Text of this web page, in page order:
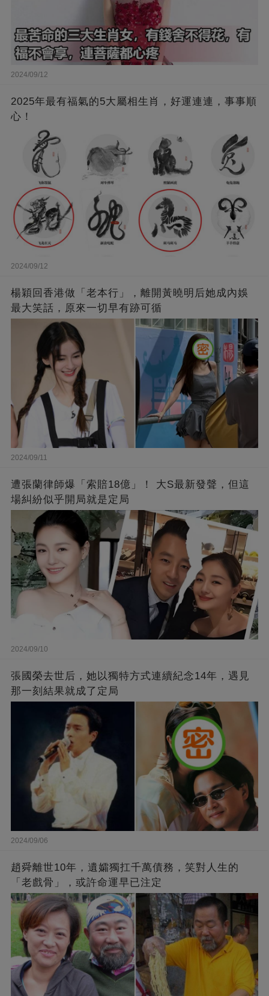
2024/09/12
2025年最有福氣的5大屬相生肖，好運連連，事事順
心！
2024/09/12
楊穎回香港做「老本行」，離開黃曉明后她成內娛
最大笑話，原來一切早有跡可循
2024/09/11
遭張蘭律師爆「索賠18億」！ 大S最新發聲，但這
場糾紛似乎開局就是定局
2024/09/10
張國榮去世后，她以獨特方式連續紀念14年，遇見
那一刻結果就成了定局
2024/09/06
趙舜離世10年，遺孀獨扛千萬債務，笑對人生的
「老戲骨」，或許命運早已注定